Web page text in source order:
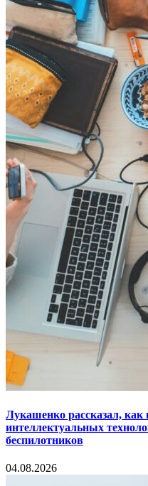
Лукашенко рассказал,
интеллектуальных
беспилотников
04.08.2026